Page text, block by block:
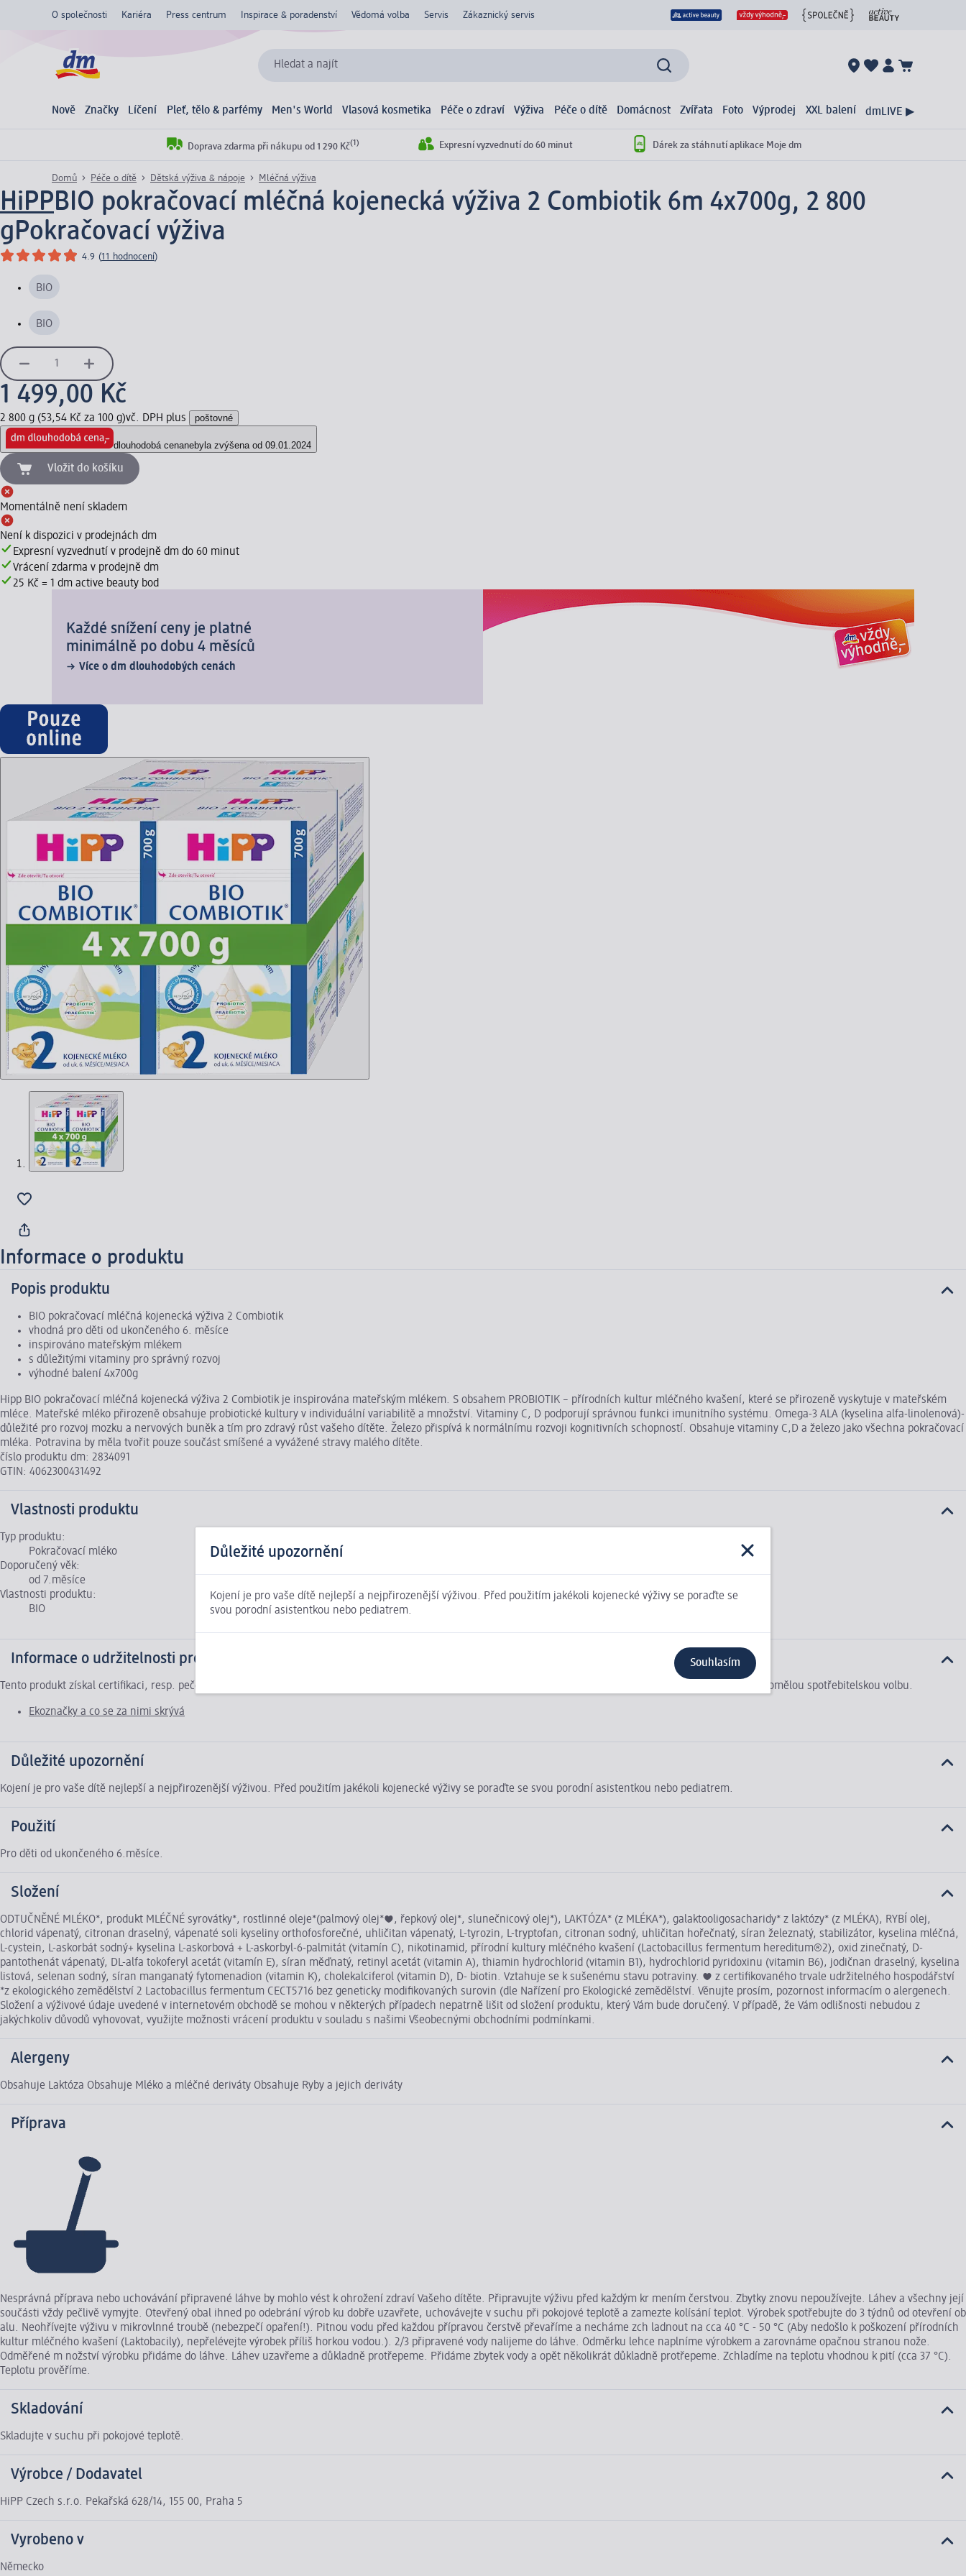
O společnosti Kariéra Press centrum Inspirace & poradenství Vědomá volba Servis Zákaznický servis
Hledat a najít
Nově Značky Líčení Pleť, tělo & parfémy Men's World Vlasová kosmetika Péče o zdraví Výživa Péče o dítě Domácnost Zvířata Foto Výprodej XXL balení dmLIVE ▶
Doprava zdarma při nákupu od 1 290 Kč(1) Expresní vyzvednutí do 60 minut Dárek za stáhnutí aplikace Moje dm
Domů Péče o dítě Dětská výživa & nápoje Mléčná výživa
HiPPBIO pokračovací mléčná kojenecká výživa 2 Combiotik 6m 4x700g, 2 800
gPokračovací výživa
4.9 (11 hodnocení)
BIO
BIO
1 499,00 Kč
2 800 g (53,54 Kč za 100 g)vč. DPH plus poštovné
dlouhodobá cenanebyla zvýšena od 09.01.2024
Vložit do košíku
Momentálně není skladem
Není k dispozici v prodejnách dm
Expresní vyzvednutí v prodejně dm do 60 minut
Vrácení zdarma v prodejně dm
25 Kč = 1 dm active beauty bod
Každé snížení ceny je platné
minimálně po dobu 4 měsíců
Více o dm dlouhodobých cenách
Informace o produktu
Popis produktu
BIO pokračovací mléčná kojenecká výživa 2 Combiotik
vhodná pro děti od ukončeného 6. měsíce
inspirováno mateřským mlékem
s důležitými vitaminy pro správný rozvoj
výhodné balení 4x700g
Hipp BIO pokračovací mléčná kojenecká výživa 2 Combiotik je inspirována mateřským mlékem. S obsahem PROBIOTIK – přírodních kultur mléčného kvašení, které se přirozeně vyskytuje v mateřském
mléce. Mateřské mléko přirozeně obsahuje probiotické kultury v individuální variabilitě a množství. Vitaminy C, D podporují správnou funkci imunitního systému. Omega-3 ALA (kyselina alfa-linolenová)-
důležité pro rozvoj mozku a nervových buněk a tím pro zdravý růst vašeho dítěte. Železo přispívá k normálnímu rozvoji kognitivních schopností. Obsahuje vitaminy C,D a železo jako všechna pokračovací
mléka. Potravina by měla tvořit pouze součást smíšené a vyvážené stravy malého dítěte.
číslo produktu dm: 2834091
GTIN: 4062300431492
Vlastnosti produktu
Typ produktu:
Pokračovací mléko
Doporučený věk:
od 7.měsíce
Vlastnosti produktu:
BIO
Informace o udržitelnosti produktu
Tento produkt získal certifikaci, resp. pečeť za šetrný přístup k životnímu prostředí. Touto informací o udržitelnosti bychom vám chtěli usnadnit (ekologicky) uvědomělou spotřebitelskou volbu.
Ekoznačky a co se za nimi skrývá
Důležité upozornění
Kojení je pro vaše dítě nejlepší a nejpřirozenější výživou. Před použitím jakékoli kojenecké výživy se poraďte se svou porodní asistentkou nebo pediatrem.
Použití
Pro děti od ukončeného 6.měsíce.
Složení
ODTUČNĚNÉ MLÉKO*, produkt MLÉČNÉ syrovátky*, rostlinné oleje*(palmový olej*❤, řepkový olej*, slunečnicový olej*), LAKTÓZA* (z MLÉKA*), galaktooligosacharidy* z laktózy* (z MLÉKA), RYBÍ olej,
chlorid vápenatý, citronan draselný, vápenaté soli kyseliny orthofosforečné, uhličitan vápenatý, L-tyrozin, L-tryptofan, citronan sodný, uhličitan hořečnatý, síran železnatý, stabilizátor, kyselina mléčná,
L-cystein, L-askorbát sodný+ kyselina L-askorbová + L-askorbyl-6-palmitát (vitamín C), nikotinamid, přírodní kultury mléčného kvašení (Lactobacillus fermentum hereditum®2), oxid zinečnatý, D-
pantothenát vápenatý, DL-alfa tokoferyl acetát (vitamín E), síran měďnatý, retinyl acetát (vitamin A), thiamin hydrochlorid (vitamin B1), hydrochlorid pyridoxinu (vitamin B6), jodičnan draselný, kyselina
listová, selenan sodný, síran manganatý fytomenadion (vitamin K), cholekalciferol (vitamin D), D- biotin. Vztahuje se k sušenému stavu potraviny. ❤ z certifikovaného trvale udržitelného hospodářství
*z ekologického zemědělství 2 Lactobacillus fermentum CECT5716 bez geneticky modifikovaných surovin (dle Nařízení pro Ekologické zemědělství. Věnujte prosím, pozornost informacím o alergenech.
Složení a výživové údaje uvedené v internetovém obchodě se mohou v některých případech nepatrně lišit od složení produktu, který Vám bude doručený. V případě, že Vám odlišnosti nebudou z
jakýchkoliv důvodů vyhovovat, využijte možnosti vrácení produktu v souladu s našimi Všeobecnými obchodními podmínkami.
Alergeny
Obsahuje Laktóza Obsahuje Mléko a mléčné deriváty Obsahuje Ryby a jejich deriváty
Příprava
Nesprávná příprava nebo uchovávání připravené láhve by mohlo vést k ohrožení zdraví Vašeho dítěte. Připravujte výživu před každým kr mením čerstvou. Zbytky znovu nepoužívejte. Láhev a všechny její
součásti vždy pečlivě vymyjte. Otevřený obal ihned po odebrání výrob ku dobře uzavřete, uchovávejte v suchu při pokojové teplotě a zamezte kolísání teplot. Výrobek spotřebujte do 3 týdnů od otevření ob
alu. Neohřívejte výživu v mikrovlnné troubě (nebezpečí opaření!). Pitnou vodu před každou přípravou čerstvě převaříme a necháme zch ladnout na cca 40 °C - 50 °C (Aby nedošlo k poškození přírodních
kultur mléčného kvašení (Laktobacily), nepřelévejte výrobek příliš horkou vodou.). 2/3 připravené vody nalijeme do láhve. Odměrku lehce naplníme výrobkem a zarovnáme opačnou stranou nože.
Odměřené m nožství výrobku přidáme do láhve. Láhev uzavřeme a důkladně protřepeme. Přidáme zbytek vody a opět několikrát důkladně protřepeme. Zchladíme na teplotu vhodnou k pití (cca 37 °C).
Teplotu prověříme.
Skladování
Skladujte v suchu při pokojové teplotě.
Výrobce / Dodavatel
HiPP Czech s.r.o. Pekařská 628/14, 155 00, Praha 5
Vyrobeno v
Německo
Důležité upozornění
Kojení je pro vaše dítě nejlepší a nejpřirozenější výživou. Před použitím jakékoli kojenecké výživy se poraďte se
svou porodní asistentkou nebo pediatrem.
Souhlasím